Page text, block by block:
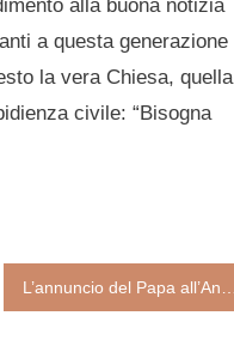
alla buona notizia
a questa generazione
la vera Chiesa, quella
civile: “Bisogna